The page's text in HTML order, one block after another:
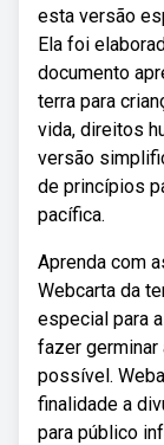
esta versão
Ela foi
documento
terra para
vida, direitos
versão
de princípios
pacífica.
Aprenda com
Webcarta da
especial para
fazer germinar
possível.
finalidade a
para público